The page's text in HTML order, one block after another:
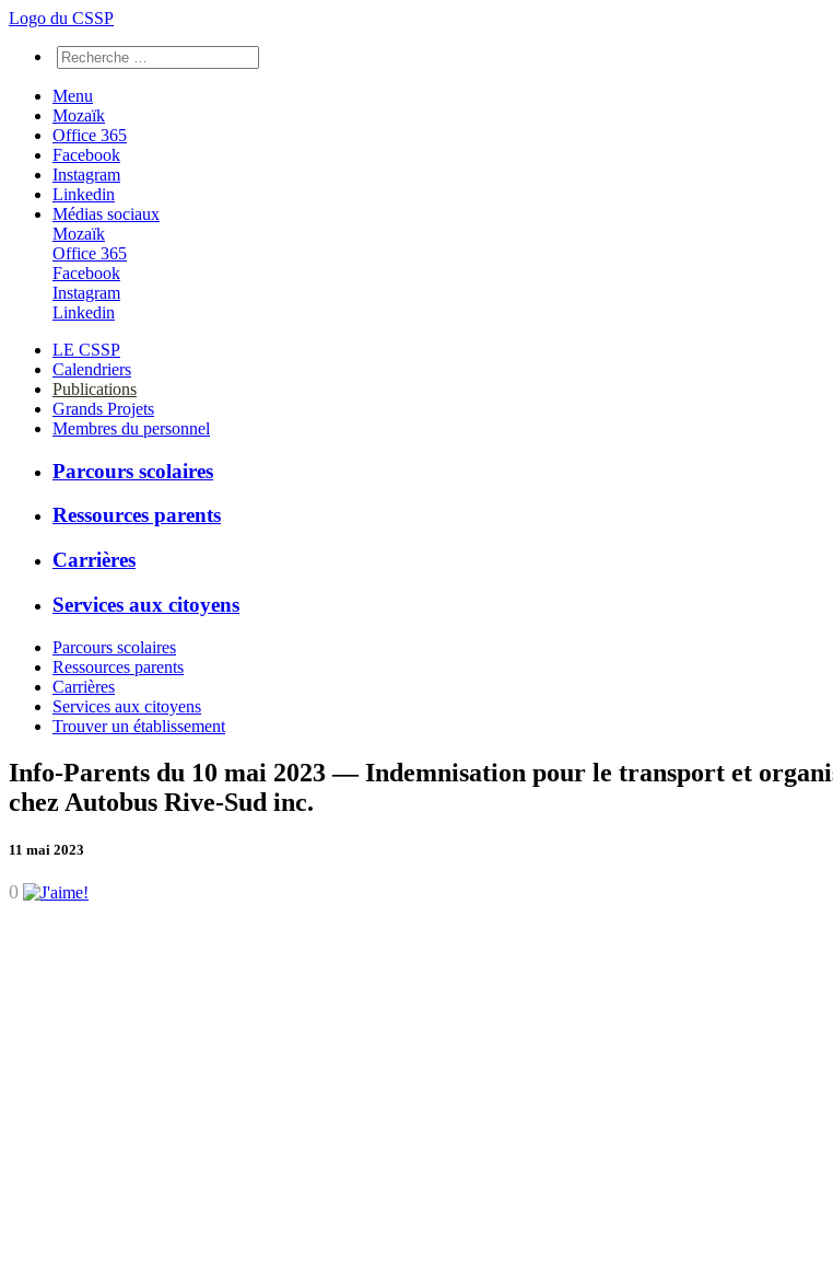
Logo du CSSP
Menu
Mozaïk
Office 365
Facebook
Instagram
Linkedin
Médias sociaux
Mozaïk
Office 365
Facebook
Instagram
Linkedin
LE CSSP
Calendriers
Publications
Grands Projets
Membres du personnel
Parcours scolaires
Ressources parents
Carrières
Services aux citoyens
Parcours scolaires
Ressources parents
Carrières
Services aux citoyens
Trouver un établissement
Info-Parents du 10 mai 2023 — Indemnisation pour le transport et
chez Autobus Rive-Sud inc.
11 mai 2023
0